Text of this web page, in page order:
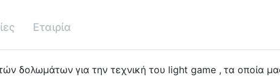
Εταιρία
δολωμάτων για την τεχνική του light game , τα οποία